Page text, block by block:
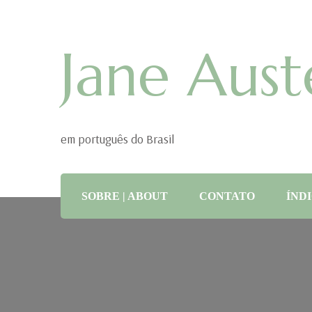
Jane
em português do Brasil
SOBRE | ABOUT CONTATO